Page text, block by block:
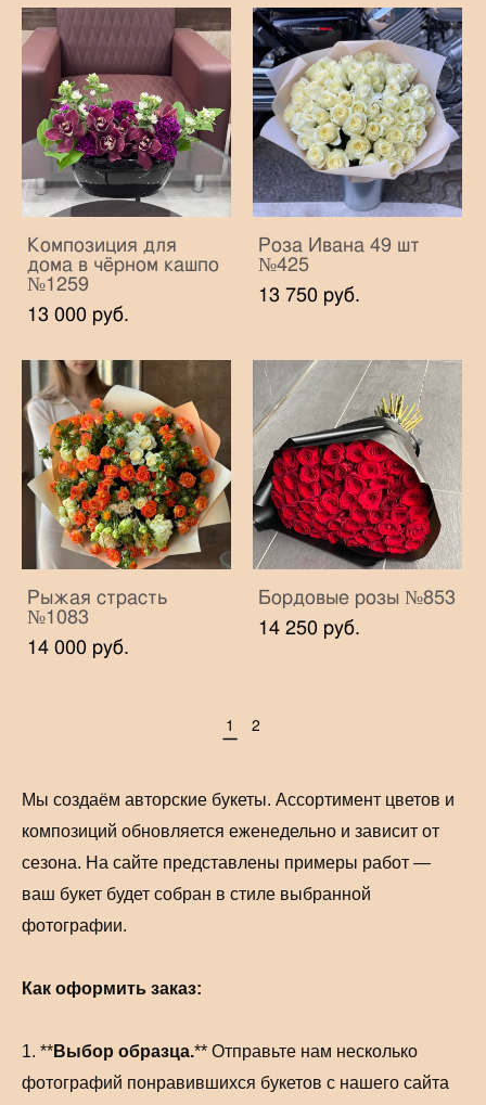
Композиция для
дома в чёрном кашпо
№1259
13 000 pуб.
Роза Ивана 49 шт
№425
13 750 pуб.
Рыжая страсть
№1083
14 000 pуб.
Бордовые розы №853
14 250 pуб.
1 2
Мы создаём авторские букеты. Ассортимент цветов и
композиций обновляется еженедельно и зависит от
сезона. На сайте представлены примеры работ —
ваш букет будет собран в стиле выбранной
фотографии.
Как оформить заказ:
1. **Выбор образца.** Отправьте нам несколько
фотографий понравившихся букетов с нашего сайта